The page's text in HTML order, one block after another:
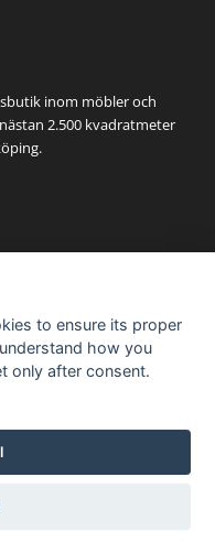
inom möbler och
2.500 kvadratmeter
to ensure its proper
how you
only after consent.